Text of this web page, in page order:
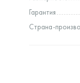
Гарантия
Страна-